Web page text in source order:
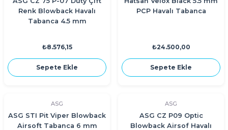
Renk Blowback Havalı
Tabanca 4.5 mm
₺8.576,15
Sepete Ekle
PCP Havalı Tabanca
₺24.500,00
Sepete Ekle
ASG
ASG STI Pit Viper Blowback
Airsoft Tabanca 6 mm
ASG
ASG CZ P09 Optic
Blowback Airsof Havalı